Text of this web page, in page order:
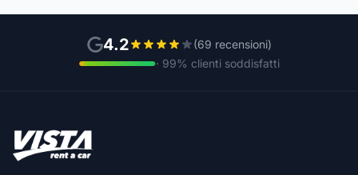
4.2
(69 recensioni)
· 99% clienti soddisfatti